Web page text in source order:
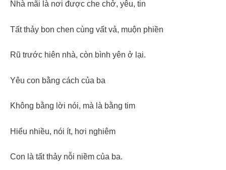
Nhà mãi là nơi được che chở, yêu, tin
Tất thảy bon chen cùng vất vả, muộn phiền
Rũ trước hiên nhà, còn bình yên ở lại.
Yêu con bằng cách của ba
Không bằng lời nói, mà là bằng tim
Hiểu nhiều, nói ít, hơi nghiêm
Con là tất thảy nỗi niềm của ba.